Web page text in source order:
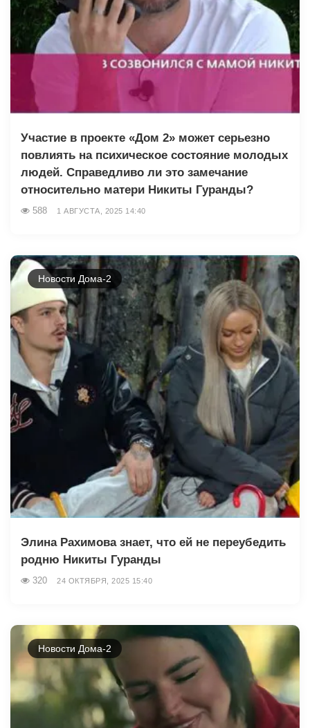
Участие в проекте «Дом 2» может серьезно
повлиять на психическое состояние молодых
людей. Справедливо ли это замечание
относительно матери Никиты Гуранды?
588 1 АВГУСТА, 2025 14:40
Новости Дома-2
Элина Рахимова знает, что ей не переубедить
родню Никиты Гуранды
320 24 ОКТЯБРЯ, 2025 15:40
Новости Дома-2